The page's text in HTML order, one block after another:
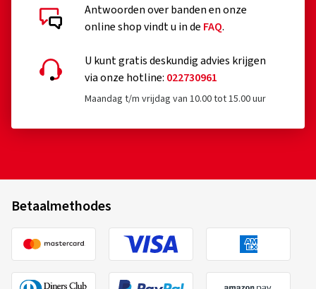
Antwoorden over banden en onze
online shop vindt u in de FAQ.
U kunt gratis deskundig advies krijgen
via onze hotline: 022730961
Maandag t/m vrijdag van 10.00 tot 15.00 uur
Betaalmethodes